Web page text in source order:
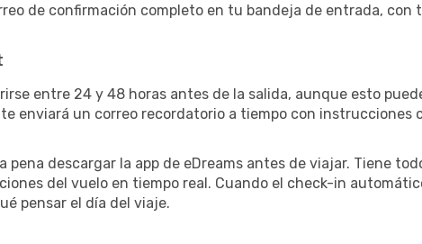
de confirmación completo en tu bandeja de entrada,
entre 24 y 48 horas antes de la salida, aunque esto
enviará un correo recordatorio a tiempo con instrucciones
pena descargar la app de eDreams antes de viajar. Tiene
del vuelo en tiempo real. Cuando el check-in
pensar el día del viaje.